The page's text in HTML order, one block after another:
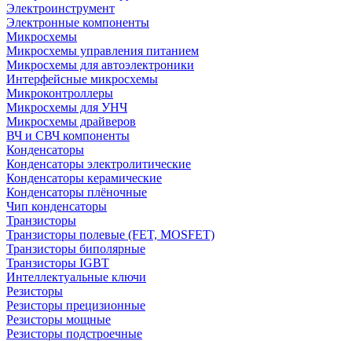
Электроинструмент
Электронные компоненты
Микросхемы
Микросхемы управления питанием
Микросхемы для автоэлектроники
Интерфейсные микросхемы
Микроконтроллеры
Микросхемы для УНЧ
Микросхемы драйверов
ВЧ и СВЧ компоненты
Конденсаторы
Конденсаторы электролитические
Конденсаторы керамические
Конденсаторы плёночные
Чип конденсаторы
Транзисторы
Транзисторы полевые (FET, MOSFET)
Транзисторы биполярные
Транзисторы IGBT
Интеллектуальные ключи
Резисторы
Резисторы прецизионные
Резисторы мощные
Резисторы подстроечные